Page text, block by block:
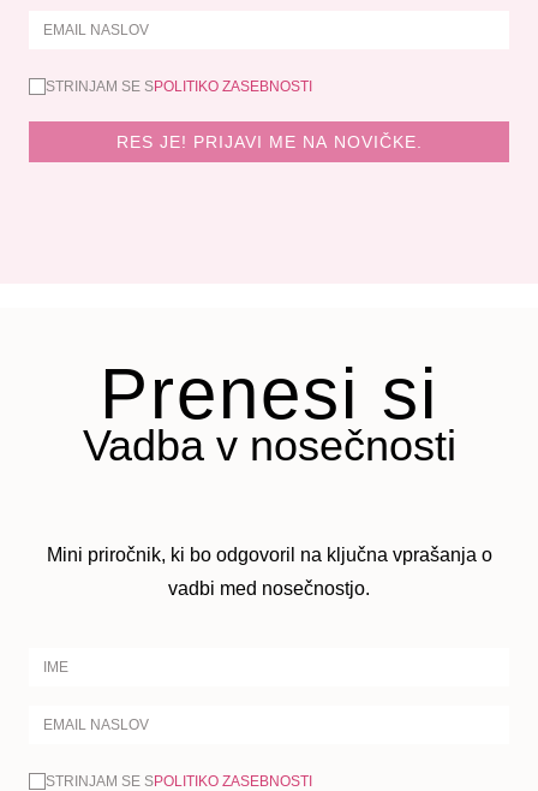
STRINJAM SE SPOLITIKO ZASEBNOSTI
RES JE! PRIJAVI ME NA NOVIČKE.
Prenesi si
Vadba v nosečnosti
Mini priročnik, ki bo odgovoril na ključna vprašanja o
vadbi med nosečnostjo.
STRINJAM SE SPOLITIKO ZASEBNOSTI